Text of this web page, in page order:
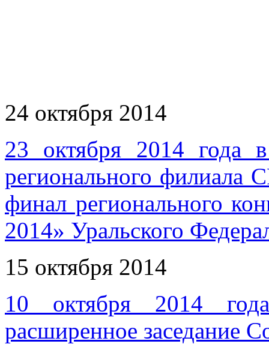
24 октября 2014
23 октября 2014 года
регионального
финал регионального
2014» Уральского
15 октября 2014
10 октября 2014
расширенное